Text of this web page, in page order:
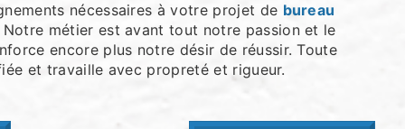
nécessaires à votre projet de bureau
Notre métier est avant tout notre passion et le
encore plus notre désir de réussir. Toute
et travaille avec propreté et rigueur.